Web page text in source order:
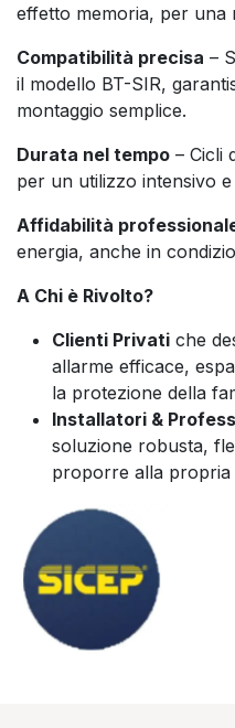
effetto memoria, per una
Compatibilità precisa –
il modello BT-SIR,
montaggio semplice.
Durata nel tempo – Cicli
per un utilizzo intensivo
Affidabilità
energia, anche in
A Chi è Rivolto?
Clienti Privati che
allarme efficace,
la protezione della
Installatori &
soluzione robusta,
proporre alla propria